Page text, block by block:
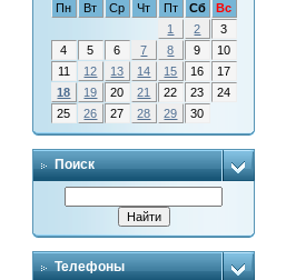
Пн
Вт Ср Чт Пт Сб
Вс
1
2
3
4
5 6 7 8 9
10
11
12 13 14 15 16
17
18
19 20 21 22 23
24
25
26 27 28 29 30
Поиск
Телефоны